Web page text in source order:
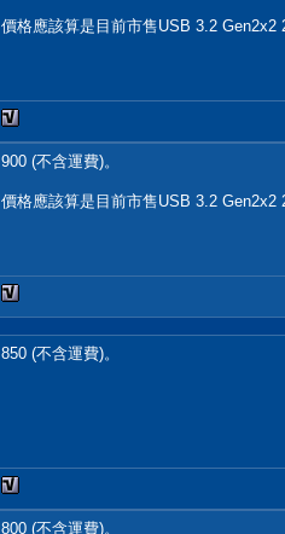
價格應該算是目前市售USB 3.2
900 (不含運費)。
價格應該算是目前市售USB 3.2
850 (不含運費)。
800 (不含運費)。